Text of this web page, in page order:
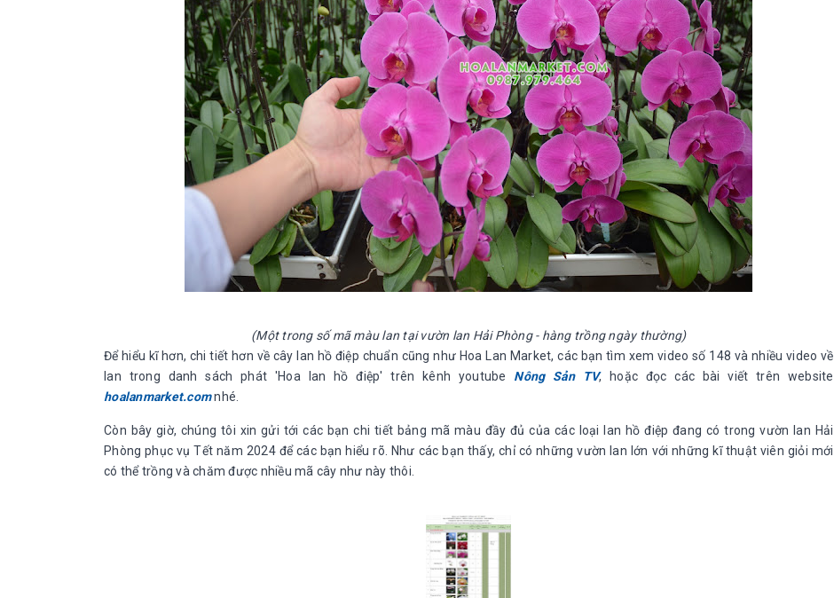
(Một trong số mã màu lan tại vườn lan Hải Phòng - hàng trồng ngày thường)
Để hiểu kĩ hơn, chi tiết hơn về cây lan hồ điệp chuẩn cũng như Hoa Lan Market, các bạn tìm xem video số 148 và nhiều video về
lan trong danh sách phát 'Hoa lan hồ điệp' trên kênh youtube Nông Sản TV, hoặc đọc các bài viết trên website
hoalanmarket.comnhé.
Còn bây giờ, chúng tôi xin gửi tới các bạn chi tiết bảng mã màu đầy đủ của các loại lan hồ điệp đang có trong vườn lan Hải
Phòng phục vụ Tết năm 2024 để các bạn hiểu rõ. Như các bạn thấy, chỉ có những vườn lan lớn với những kĩ thuật viên giỏi mới
có thể trồng và chăm được nhiều mã cây như này thôi.